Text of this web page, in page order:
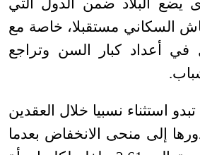
السكاني مستقبلا، خاصة مع
في أعداد كبار السن وتراجع
.
استثناء نسبيا خلال العقدين
إلى منحى الانخفاض بعدما